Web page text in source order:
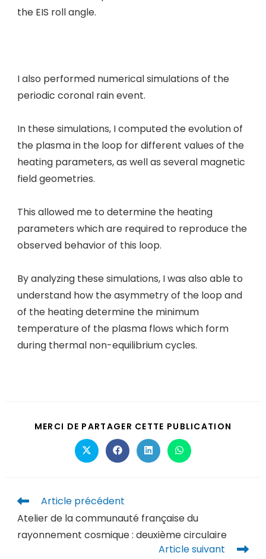
the EIS roll angle.
I also performed numerical simulations of the
periodic coronal rain event.
In these simulations, I computed the evolution of
the plasma in the loop for different values of the
heating parameters, as well as several magnetic
field geometries.
This allowed me to determine the heating
parameters which are required to reproduce the
observed behavior of this loop.
By analyzing these simulations, I was also able to
understand how the asymmetry of the loop and
of the heating determine the minimum
temperature of the plasma flows which form
during thermal non-equilibrium cycles.
MERCI DE PARTAGER CETTE PUBLICATION
Article précédent
Atelier de la communauté française du
rayonnement cosmique : deuxième circulaire
Article suivant